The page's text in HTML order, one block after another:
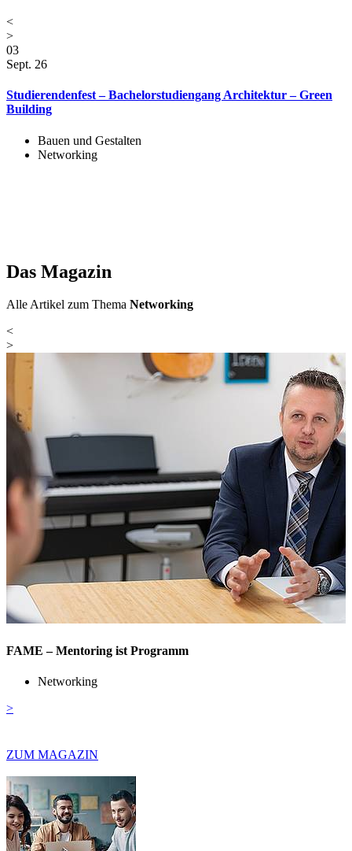
<
>
03
Sept. 26
Studierendenfest – Bachelorstudiengang Architektur – Green
Building
Bauen und Gestalten
Networking
Das Magazin
Alle Artikel zum Thema Networking
<
>
FAME – Mentoring ist Programm
Networking
>
ZUM MAGAZIN